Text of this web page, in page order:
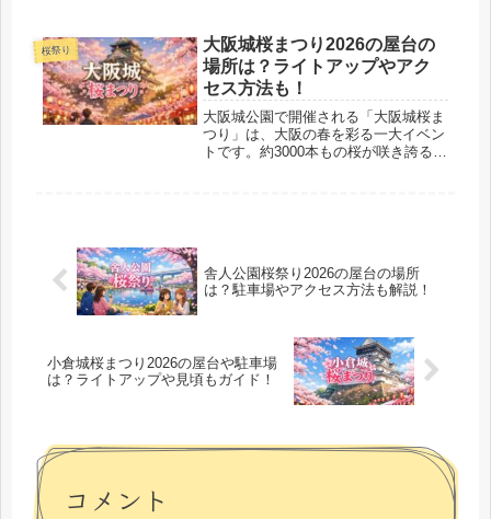
など多彩な桜を楽しむことができま
す。特に「千本桜」として知られる桜
並...
桜祭り
大阪城桜まつり2026の屋台の
場所は？ライトアップやアク
セス方法も！
大阪城公園で開催される「大阪城桜ま
つり」は、大阪の春を彩る一大イベン
トです。約3000本もの桜が咲き誇る園
舎人公園桜祭り2026の屋台の場所
は？駐車場やアクセス方法も解説！
小倉城桜まつり2026の屋台や駐車場
は？ライトアップや見頃もガイド！
コメント